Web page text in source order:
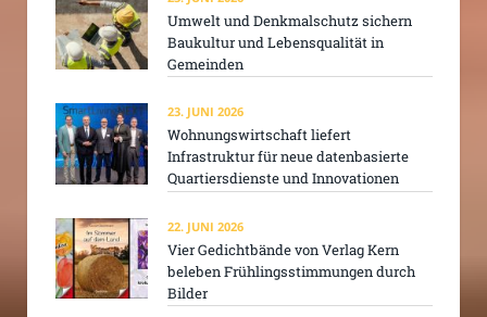
Umwelt und Denkmalschutz sichern
Baukultur und Lebensqualität in
Gemeinden
23. JUNI 2026
Wohnungswirtschaft liefert
Infrastruktur für neue datenbasierte
Quartiersdienste und Innovationen
22. JUNI 2026
Vier Gedichtbände von Verlag Kern
beleben Frühlingsstimmungen durch
Bilder